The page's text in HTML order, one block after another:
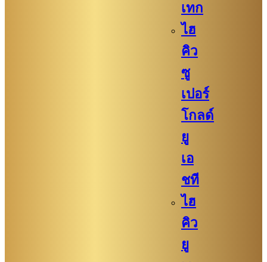
เทก
ไฮ
คิว​​
ซู
เปอร์
โกลด์
ยู
เอ
ชที
ไฮ
คิว
ยู